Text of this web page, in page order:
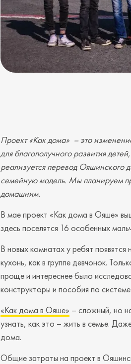
Проект «Как дома» – это
для благополучного развития
реализуется перевод Ояшинского
семейную модель. Мы планируем
домашним.
В мае проект «Как дома в Ояше»
здесь поселятся 16 особенных
В новых комнатах у ребят появятся
кухонь, как в группе девчонок.
проще и интереснее было
конструкторы и пособия по
«Как дома в Ояше» – сложный, но
узнать, как это – жить в семье.
дома.
Общие затраты на проект в